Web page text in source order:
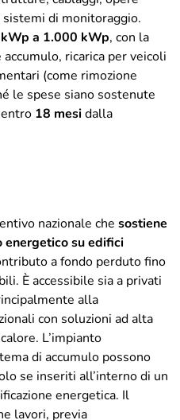
di monitoraggio.
a 1.000 kWp, con la
ricarica per veicoli
(come rimozione
le spese siano sostenute
18 mesidalla
nazionale che sostiene
su edifici
a fondo perduto fino
È accessibile sia a privati
alla
con soluzioni ad alta
L’impianto
di accumulo possono
se inseriti all’interno di un
energetica. Il
lavori, previa